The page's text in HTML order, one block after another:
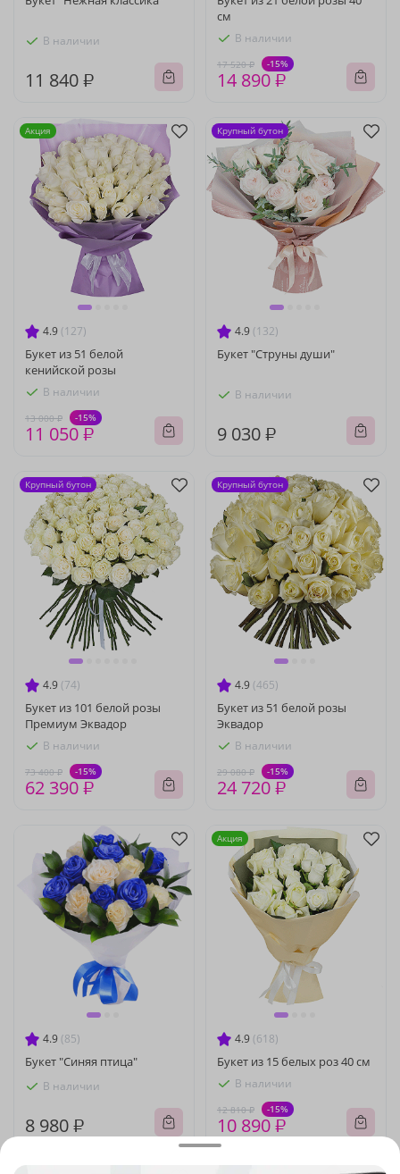
В наличии
11 840 ₽
см
В наличии
17 520 ₽ -15%
14 890 ₽
4.9 (127)
Букет из 51 белой
кенийской розы
В наличии
13 000 ₽ -15%
11 050 ₽
Акция
4.9 (132)
Букет "Струны души"
В наличии
9 030 ₽
Крупный бутон
4.9 (74)
Букет из 101 белой розы
Премиум Эквадор
В наличии
73 400 ₽ -15%
62 390 ₽
Крупный бутон
4.9 (465)
Букет из 51 белой розы
Эквадор
В наличии
29 080 ₽ -15%
24 720 ₽
Крупный бутон
4.9 (85)
Букет "Синяя птица"
В наличии
8 980 ₽
4.9 (618)
Букет из 15 белых роз 40 см
В наличии
12 810 ₽ -15%
10 890 ₽
Акция